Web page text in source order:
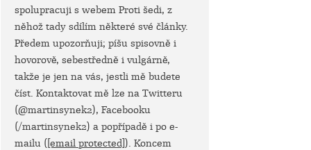
spolupracuji s webem Proti šedi, z
něhož tady sdílím některé své články.
Předem upozorňuji; píšu spisovně i
hovorově, sebestředně i vulgárně,
takže je jen na vás, jestli mě budete
číst. Kontaktovat mě lze na Twitteru
(@martinsynek2), Facebooku
(/martinsynek2) a popřípadě i po e-
mailu ([email protected]). Koncem